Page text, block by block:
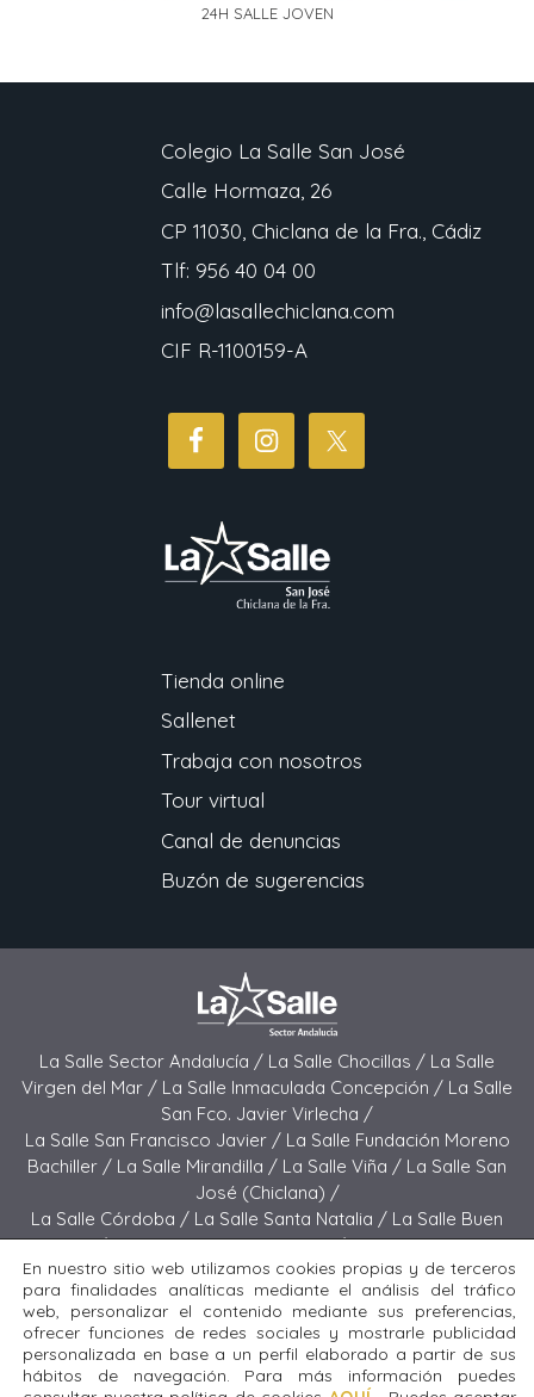
24H SALLE JOVEN
Colegio La Salle San José
Calle Hormaza, 26
CP 11030, Chiclana de la Fra., Cádiz
Tlf: 956 40 04 00
info@lasallechiclana.com
CIF R-1100159-A
Tienda online
Sallenet
Trabaja con nosotros
Tour virtual
Canal de denuncias
Buzón de sugerencias
La Salle Sector Andalucía / La Salle Chocillas / La Salle
Virgen del Mar / La Salle Inmaculada Concepción / La Salle
San Fco. Javier Virlecha /
La Salle San Francisco Javier / La Salle Fundación Moreno
Bachiller / La Salle Mirandilla / La Salle Viña / La Salle San
José (Chiclana) /
La Salle Córdoba / La Salle Santa Natalia / La Salle Buen
Pastor /La Salle Sagrado Corazón /La Salle San José
(Jerez) / La Salle El Carmen (Melilla) /
La Salle Buen Consejo /La Salle El Carmen (San Fernando) /
La Salle San Francisco /La Salle Felipe Benito /La Salle La
Purísima
En nuestro sitio web utilizamos cookies propias y de terceros
para finalidades analíticas mediante el análisis del tráfico
web, personalizar el contenido mediante sus preferencias,
ofrecer funciones de redes sociales y mostrarle publicidad
personalizada en base a un perfil elaborado a partir de sus
hábitos de navegación. Para más información puedes